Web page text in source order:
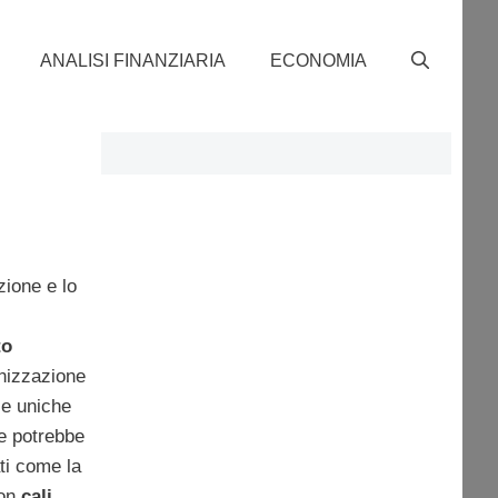
ANALISI FINANZIARIA ECONOMIA
e lo
uniche
potrebbe
come la